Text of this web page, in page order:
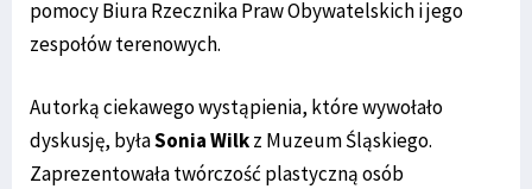
pomocy Biura Rzecznika Praw Obywatelskich i jego
zespołów terenowych.
Autorką ciekawego wystąpienia, które wywołało
dyskusję, byłaSonia Wilkz Muzeum Śląskiego.
Zaprezentowała twórczość plastyczną osób